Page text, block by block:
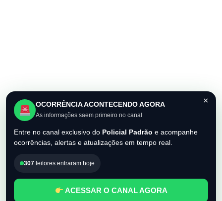
×
OCORRÊNCIA ACONTECENDO AGORA
As informações saem primeiro no canal
Entre no canal exclusivo do Policial Padrão e acompanhe
ocorrências, alertas e atualizações em tempo real.
307 leitores entraram hoje
ACESSAR O CANAL AGORA